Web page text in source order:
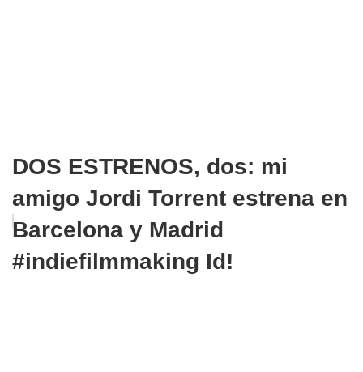
DOS ESTRENOS, dos: mi
amigo Jordi Torrent estrena en
Barcelona y Madrid
#indiefilmmaking Id!